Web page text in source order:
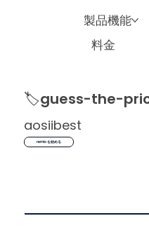
製品機能
料金
🏷️guess-the-
aosiibest
remio を始める